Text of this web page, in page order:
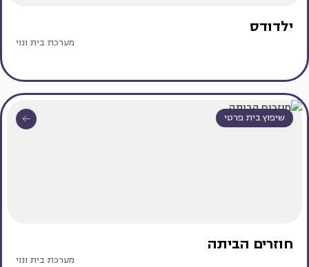
ילדודס
מערכת בית ונוי
שיפוץ בית פרטי
חוזרים הביתה
מערכת בית ונוי